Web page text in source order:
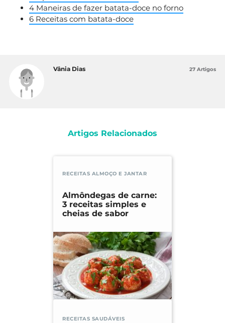
4 Maneiras de fazer batata-doce no forno
6 Receitas com batata-doce
Vânia Dias 27 Artigos
Artigos Relacionados
RECEITAS ALMOÇO E JANTAR
Almôndegas de carne:
3 receitas simples e
cheias de sabor
RECEITAS SAUDÁVEIS